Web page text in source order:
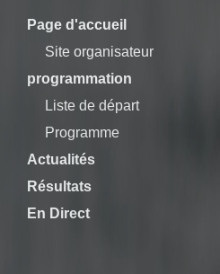
Page d'accueil
Site organisateur
programmation
Liste de départ
Programme
Actualités
Résultats
En Direct